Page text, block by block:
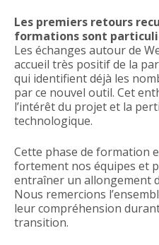
Les premiers retours
formations sont
Les échanges autour de
accueil très positif de la
qui identifient déjà les
par ce nouvel outil. Cet
l’intérêt du projet et la
technologique.
Cette phase de formation
fortement nos équipes et
entraîner un allongement
Nous remercions
leur compréhension
transition.